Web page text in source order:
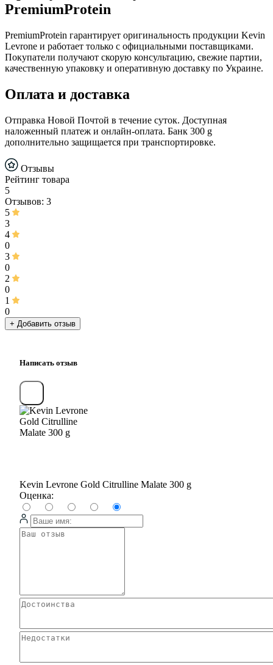
PremiumProtein
PremiumProtein гарантирует оригинальность продукции Kevin
Levrone и работает только с официальными поставщиками.
Покупатели получают скорую консультацию, свежие партии,
качественную упаковку и оперативную доставку по Украине.
Оплата и доставка
Отправка Новой Почтой в течение суток. Доступная
наложенный платеж и онлайн-оплата. Банк 300 g
дополнительно защищается при транспортировке.
Отзывы
Рейтинг товара
5
Отзывов: 3
5
3
4
0
3
0
2
0
1
0
+ Добавить отзыв
Написать отзыв
Kevin Levrone Gold Citrulline Malate 300 g
Оценка: